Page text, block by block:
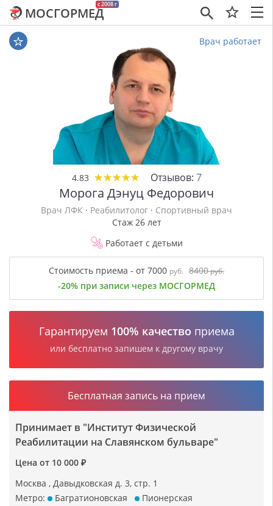
×
c 2008 г
МОСГОРМЕД
Врач работает
4.83 ★★★★★
★★★★★ Отзывов: 7
Морога Дэнуц Федорович
Врач ЛФК · Реабилитолог · Спортивный врач
Стаж 26 лет
Работает с детьми
Стоимость приема - от 7000 руб. 8400руб.
-20% при записи через МОСГОРМЕД
Гарантируем 100% качество приема
или бесплатно запишем к другому врачу
Бесплатная запись на прием
Принимает в "Институт Физической
Реабилитации на Славянском бульваре"
Цена от 10 000 ₽
Москва , Давыдковская д. 3, стр. 1
Метро:
Багратионовская
Пионерская